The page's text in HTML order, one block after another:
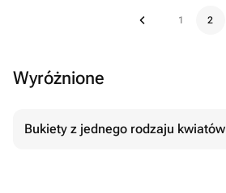
1 2
Wyróżnione
Bukiety z jednego rodzaju kwiatów